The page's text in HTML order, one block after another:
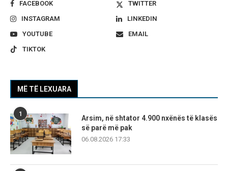
FACEBOOK
TWITTER
INSTAGRAM
LINKEDIN
YOUTUBE
EMAIL
TIKTOK
MË TË LEXUARA
1
Arsim, në shtator 4.900 nxënës të klasës
së parë më pak
06.08.2026 17:33